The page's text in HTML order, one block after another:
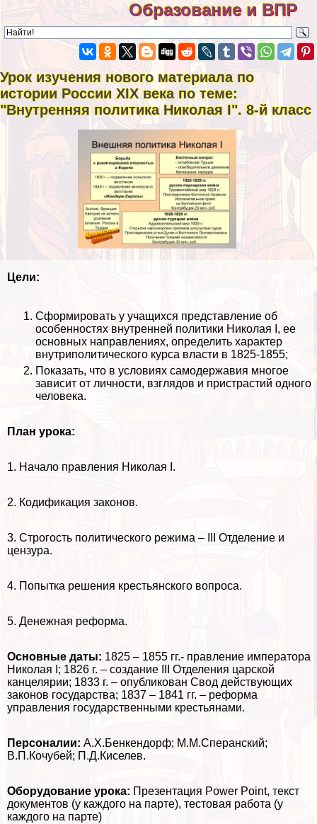
Образование и ВПР
Урок изучения нового материала по
истории России XIX века по теме:
"Внутренняя политика Николая I". 8-й класс
Цели:
Сформировать у учащихся представление об
особенностях внутренней политики Николая I, ее
основных направлениях, определить хаpaктер
внутриполитического курса власти в 1825-1855;
Показать, что в условиях самодержавия многое
зависит от личности, взглядов и пристрастий одного
человека.
План урока:
1. Начало правления Николая I.
2. Кодификация законов.
3. Строгость политического режима – III Отделение и
цензура.
4. Попытка решения крестьянского вопроса.
5. Денежная реформа.
Основные даты: 1825 – 1855 гг.- правление императора
Николая I; 1826 г. – создание III Отделения царской
канцелярии; 1833 г. – опубликован Свод действующих
законов государства; 1837 – 1841 гг. – реформа
управления государственными крестьянами.
Персоналии: А.Х.Бенкендорф; М.М.Сперанский;
В.П.Кочубей; П.Д.Киселев.
Оборудование урока: Презентация Power Point, текст
документов (у каждого на парте), тестовая работа (у
каждого на парте)